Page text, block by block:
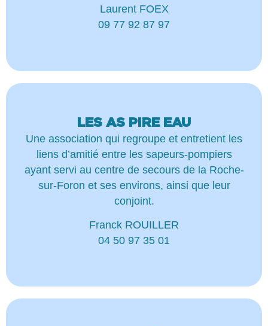
Laurent FOEX
09 77 92 87 97
LES AS PIRE EAU
Une association qui regroupe et entretient les
liens d’amitié entre les sapeurs-pompiers
ayant servi au centre de secours de la Roche-
sur-Foron et ses environs, ainsi que leur
conjoint.
Franck ROUILLER
04 50 97 35 01